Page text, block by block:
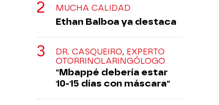
MUCHA CALIDAD
Ethan Balboa ya destaca
DR. CASQUEIRO, EXPERTO
OTORRINOLARINGÓLOGO
"Mbappé debería estar
10-15 días con máscara"